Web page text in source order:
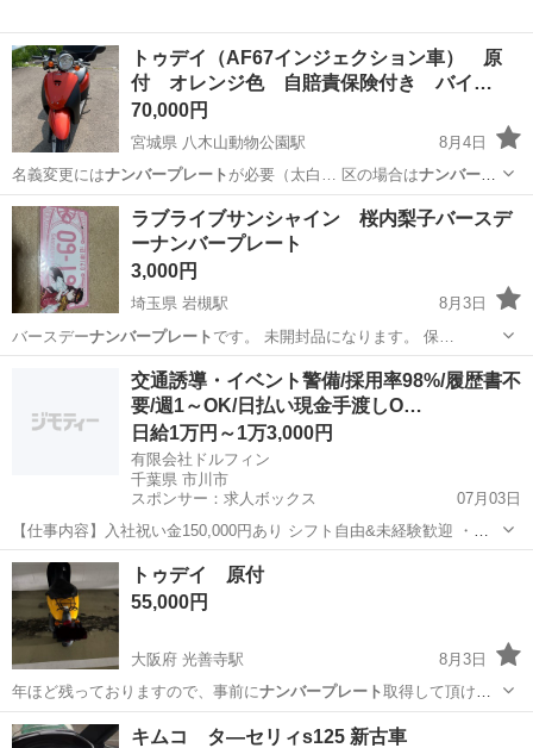
トゥデイ（AF67インジェクション車） 原
付 オレンジ色 自賠責保険付き バイ…
70,000円
宮城県 八木山動物公園駅
8月4日
名義変更にはナンバープレート が必要（太白… 区の場合はナンバープ
レート不用ですが念… す。自宅にてナンバープレート、必要な書類…
宮城 仙台市 八木山動物公園駅 ホンダ
ラブライブサンシャイン 桜内梨子バースデ
ーナンバープレート
3,000円
埼玉県 岩槻駅
8月3日
バースデーナンバープレート です。 未開封品になります。 保…
さいたま市 岩槻駅 おもちゃ ナンバープレート
交通誘導・イベント警備/採用率98%/履歴書不
要/週1～OK/日払い現金手渡しO…
日給1万円～1万3,000円
有限会社ドルフィン
千葉県 市川市
スポンサー：求人ボックス
07月03日
【仕事内容】入社祝い金150,000円あり シフト自由&未経験歓迎
・直
行直帰OK ・一部車・自転車・バイク通勤OK ・週1～OK ・日払い・
週払いOK、現金手渡しも可能です! <仕事内容> 建築・土木工事現場
で...
アルバイト・パート
トゥデイ 原付
55,000円
大阪府 光善寺駅
8月3日
年ほど残っておりますので、事前にナンバープレート取得して頂けれ
ばそのまま乗って帰…
大阪 枚方市 光善寺駅 ホンダ ミラー
キムコ タ―セリィs125 新古車